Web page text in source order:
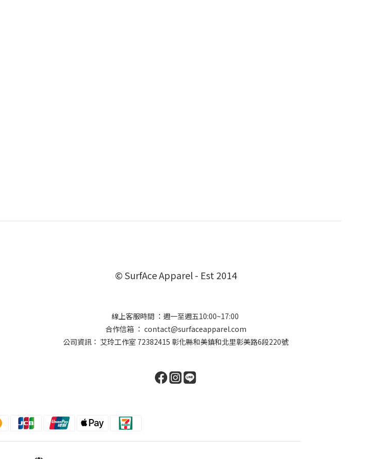
© SurfAce Apparel - Est 2014
線上客服時間 ：週一至週五10:00~17:00
合作信箱 ： contact@surfaceapparel.com
公司資訊： 艾玲工作室 72382415 彰化縣和美鎮和北里彰美路6段220號